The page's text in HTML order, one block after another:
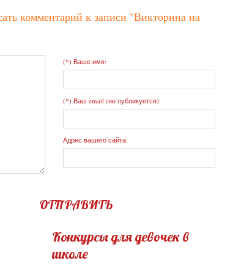
комментарий к записи "Викторина на
(*) Ваше имя:
(*) Ваш email (не публикуется):
Адрес вашего сайта:
ОТПРАВИТЬ
Конкурсы для девочек в
школе